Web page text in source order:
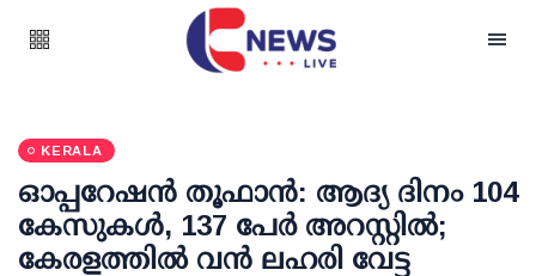
KERALA
ഓപ്പറേഷന്‍ തൂഫാന്‍: ആദ്യ ദിനം 104
കേസുകള്‍, 137 പേര്‍ അറസ്റ്റില്‍;
കേരളത്തില്‍ വന്‍ ലഹരി വേട്ട